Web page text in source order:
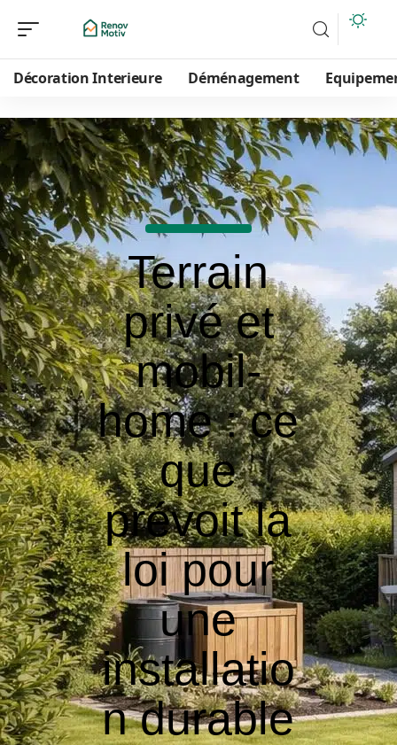
Décoration Interieure Déménagement
Terrain
privé et
mobil-
home : ce
que
prévoit la
loi pour
une
installatio
n durable